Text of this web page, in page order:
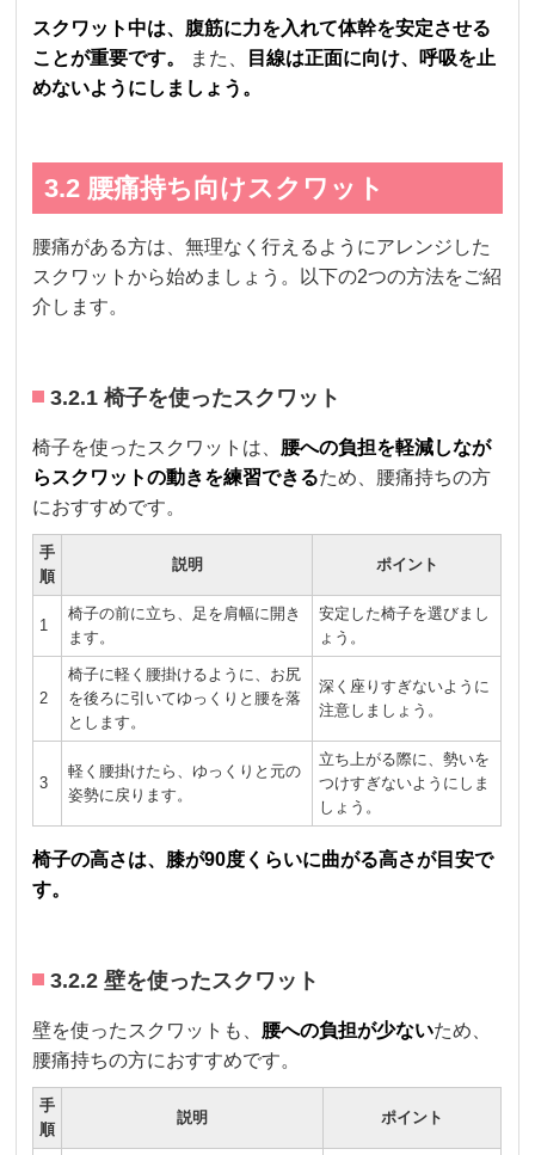
スクワット中は、腹筋に力を入れて体幹を安定させる
ことが重要です。
また、
目線は正面に向け、呼吸を止
めないようにしましょう。
3.2 腰痛持ち向けスクワット
腰痛がある方は、無理なく行えるようにアレンジした
スクワットから始めましょう。以下の2つの方法をご紹
介します。
3.2.1 椅子を使ったスクワット
椅子を使ったスクワットは、 腰への負担を軽減しなが
らスクワットの動きを練習できるため、腰痛持ちの方
におすすめです。
手
順
説明 ポイント
1
椅子の前に立ち、足を肩幅に開き
ます。
安定した椅子を選びまし
ょう。
2
椅子に軽く腰掛けるように、お尻
を後ろに引いてゆっくりと腰を落
とします。
深く座りすぎないように
注意しましょう。
3
軽く腰掛けたら、ゆっくりと元の
姿勢に戻ります。
立ち上がる際に、勢いを
つけすぎないようにしま
しょう。
椅子の高さは、膝が90度くらいに曲がる高さが目安で
す。
3.2.2 壁を使ったスクワット
壁を使ったスクワットも、 腰への負担が少ないため、
腰痛持ちの方におすすめです。
手
順
説明 ポイント